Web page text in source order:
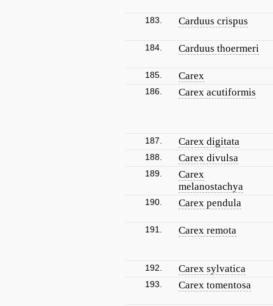
183. Carduus crispus
184. Carduus thoermeri
185. Carex
186. Carex acutiformis
187. Carex digitata
188. Carex divulsa
189.
Carex
melanostachya
190. Carex pendula
191. Carex remota
192. Carex sylvatica
193. Carex tomentosa